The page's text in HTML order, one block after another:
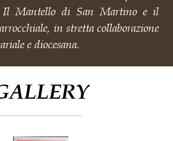
Il Mantello di San Martino e il
in stretta collaborazione
e diocesana.